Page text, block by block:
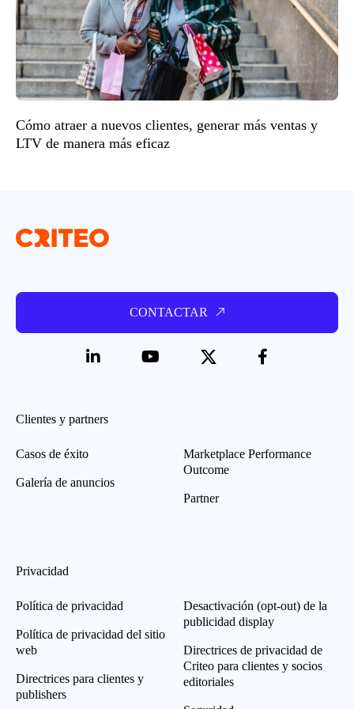
Cómo atraer a nuevos clientes, generar más ventas y
LTV de manera más eficaz
CONTACTAR
Clientes y partners
Casos de éxito
Galería de anuncios
Marketplace Performance
Outcome
Partner
Privacidad
Política de privacidad
Política de privacidad del sitio
web
Directrices para clientes y
publishers
Desactivación (opt-out) de la
publicidad display
Directrices de privacidad de
Criteo para clientes y socios
editoriales